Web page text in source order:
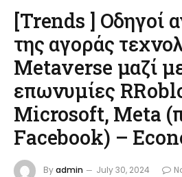
[Trends ] Οδηγοί
της αγοράς
Metaverse μαζί
επωνυμίες
Microsoft, Meta
Facebook) –
Byadmin July 30, 2024